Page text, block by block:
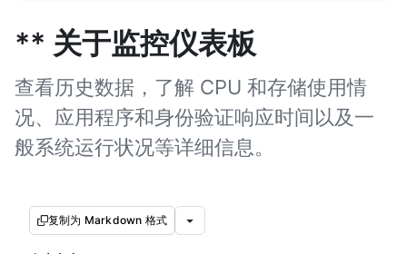
** 关于监控仪表板
查看历史数据，了解 CPU 和存储使用情
况、应用程序和身份验证响应时间以及一
般系统运行状况等详细信息。
复制为 Markdown 格式